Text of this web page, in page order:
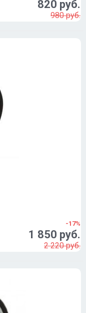
820 руб.
980 руб.
-17%
1 850 руб.
2 220 руб.